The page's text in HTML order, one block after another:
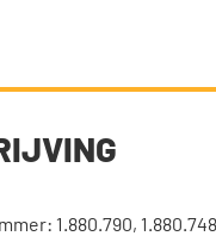
1.880.790,